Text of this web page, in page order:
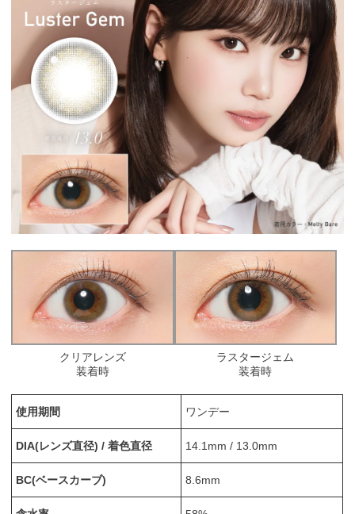
クリアレンズ
装着時
ラスタージェム
装着時
使用期間 ワンデー
DIA(レンズ直径) / 着色直径 14.1mm / 13.0mm
BC(ベースカーブ) 8.6mm